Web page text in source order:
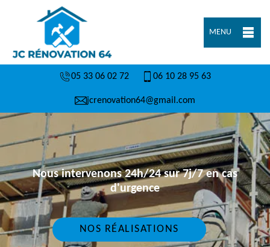
MENU
05 33 06 02 72 06 10 28 95 63
jcrenovation64@gmail.com
Nous intervenons 24h/24 sur 7j/7 en cas
d'urgence
NOS RÉALISATIONS